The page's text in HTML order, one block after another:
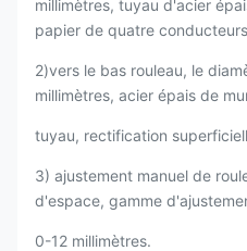
millimètres, tuyau d'acier
papier de quatre
2)vers le bas rouleau, le
millimètres, acier épais de
tuyau, rectification
3) ajustement manuel de
d'espace, gamme
0-12 millimètres.